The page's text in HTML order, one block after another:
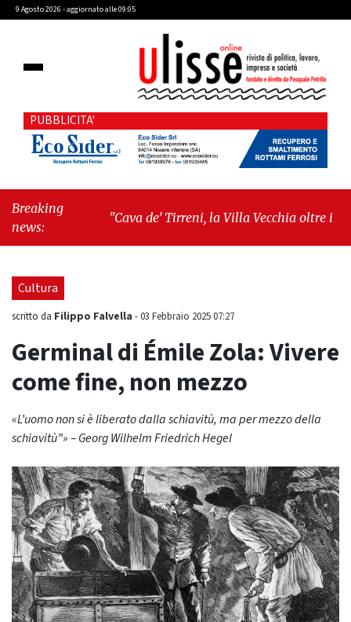
9 Agosto 2026 - aggiornato alle 09:05
PUBBLICITA'
Breaking
news:
"Cava de’ Tirreni, la Villa Vecchia oltre i vandali:
Cultura
scritto da Filippo Falvella -03 Febbraio 2025 07:27
Germinal di Émile Zola: Vivere
come fine, non mezzo
«L’uomo non si è liberato dalla schiavitù, ma per mezzo della
schiavitù”» – Georg Wilhelm Friedrich Hegel